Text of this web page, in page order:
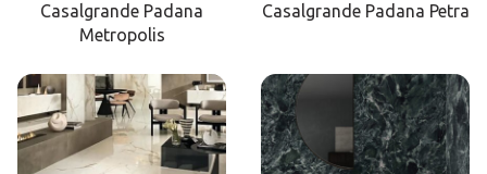
Casalgrande Padana
Metropolis
Casalgrande Padana Petra